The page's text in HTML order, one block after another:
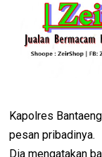
Kapolres
pesan pribadinya.
Dia mengatakan